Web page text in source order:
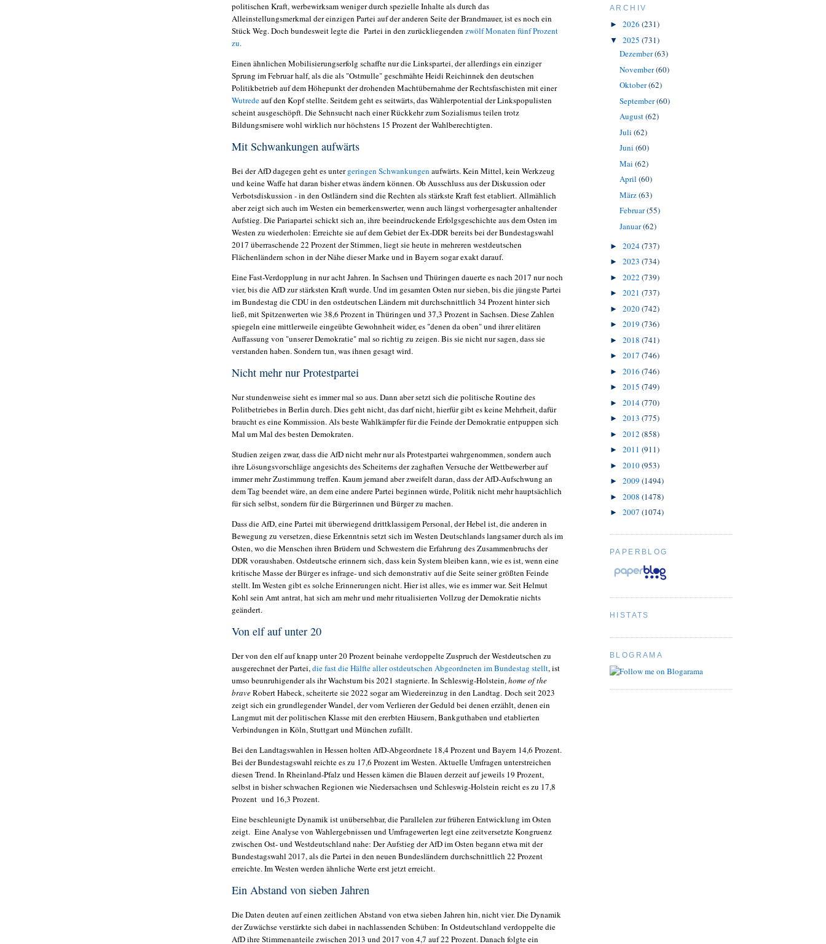
politischen Kraft, werbewirksam weniger durch spezielle Inhalte als durch das
Alleinstellungsmerkmal der einzigen Partei auf der anderen Seite der Brandmauer, ist es noch ein
Stück Weg. Doch bundesweit legte die Partei in den zurückliegenden zwölf Monaten fünf Prozent
zu.
Einen ähnlichen Mobilisierungserfolg schaffte nur die Linkspartei, der allerdings ein einziger
Sprung im Februar half, als die als "Ostmulle" geschmähte Heidi Reichinnek den deutschen
Politikbetrieb auf dem Höhepunkt der drohenden Machtübernahme der Rechtsfaschisten mit einer
Wutredeauf den Kopf stellte. Seitdem geht es seitwärts, das Wählerpotential der Linkspopulisten
scheint ausgeschöpft. Die Sehnsucht nach einer Rückkehr zum Sozialismus teilen trotz
Bildungsmisere wohl wirklich nur höchstens 15 Prozent der Wahlberechtigten.
Mit Schwankungen aufwärts
Bei der AfD dagegen geht es untergeringen Schwankungen aufwärts. Kein Mittel, kein Werkzeug
und keine Waffe hat daran bisher etwas ändern können. Ob Ausschluss aus der Diskussion oder
Verbotsdiskussion - in den Ostländern sind die Rechten als stärkste Kraft fest etabliert. Allmählich
aber zeigt sich auch im Westen ein bemerkenswerter, wenn auch längst vorhergesagter anhaltender
Aufstieg. Die Pariapartei schickt sich an, ihre beeindruckende Erfolgsgeschichte aus dem Osten im
Westen zu wiederholen: Erreichte sie auf dem Gebiet der Ex-DDR bereits bei der Bundestagswahl
2017 überraschende 22 Prozent der Stimmen, liegt sie heute in mehreren westdeutschen
Flächenländern schon in der Nähe dieser Marke und in Bayern sogar exakt darauf.
Eine Fast-Verdopplung in nur acht Jahren. In Sachsen und Thüringen dauerte es nach 2017 nur noch
vier, bis die AfD zur stärksten Kraft wurde. Und im gesamten Osten nur sieben, bis die jüngste Partei
im Bundestag die CDU in den ostdeutschen Ländern mit durchschnittlich 34 Prozent hinter sich
ließ, mit Spitzenwerten wie 38,6 Prozent in Thüringen und 37,3 Prozent in Sachsen. Diese Zahlen
spiegeln eine mittlerweile eingeübte Gewohnheit wider, es "denen da oben" und ihrer elitären
Auffassung von "unserer Demokratie" mal so richtig zu zeigen. Bis sie nicht nur sagen, dass sie
verstanden haben. Sondern tun, was ihnen gesagt wird.
Nicht mehr nur Protestpartei
Nur stundenweise sieht es immer mal so aus. Dann aber setzt sich die politische Routine des
Politbetriebes in Berlin durch. Dies geht nicht, das darf nicht, hierfür gibt es keine Mehrheit, dafür
braucht es eine Kommission. Als beste Wahlkämpfer für die Feinde der Demokratie entpuppen sich
Mal um Mal des besten Demokraten.
Studien zeigen zwar, dass die AfD nicht mehr nur als Protestpartei wahrgenommen, sondern auch
ihre Lösungsvorschläge angesichts des Scheiterns der zaghaften Versuche der Wettbewerber auf
immer mehr Zustimmung treffen. Kaum jemand aber zweifelt daran, dass der AfD-Aufschwung an
dem Tag beendet wäre, an dem eine andere Partei beginnen würde, Politik nicht mehr hauptsächlich
für sich selbst, sondern für die Bürgerinnen und Bürger zu machen.
Dass die AfD, eine Partei mit überwiegend drittklassigem Personal, der Hebel ist, die anderen in
Bewegung zu versetzen, diese Erkenntnis setzt sich im Westen Deutschlands langsamer durch als im
Osten, wo die Menschen ihren Brüdern und Schwestern die Erfahrung des Zusammenbruchs der
DDR voraushaben. Ostdeutsche erinnern sich, dass kein System bleiben kann, wie es ist, wenn eine
kritische Masse der Bürger es infrage- und sich demonstrativ auf die Seite seiner größten Feinde
stellt. Im Westen gibt es solche Erinnerungen nicht. Hier ist alles, wie es immer war. Seit Helmut
Kohl sein Amt antrat, hat sich am mehr und mehr ritualisierten Vollzug der Demokratie nichts
geändert.
Von elf auf unter 20
Der von den elf auf knapp unter 20 Prozent beinahe verdoppelte Zuspruch der Westdeutschen zu
ausgerechnet der Partei,die fast die Hälfte aller ostdeutschen Abgeordneten im Bundestag stellt, ist
umso beunruhigender als ihr Wachstum bis 2021 stagnierte. In Schleswig-Holstein,home of the
braveRobert Habeck, scheiterte sie 2022 sogar am Wiedereinzug in den Landtag. Doch seit 2023
zeigt sich ein grundlegender Wandel, der vom Verlieren der Geduld bei denen erzählt, denen ein
Langmut mit der politischen Klasse mit den ererbten Häusern, Bankguthaben und etablierten
Verbindungen in Köln, Stuttgart und München zufällt.
Bei den Landtagswahlen in Hessen holten AfD-Abgeordnete 18,4 Prozent und Bayern 14,6 Prozent.
Bei der Bundestagswahl reichte es zu 17,6 Prozent im Westen. Aktuelle Umfragen unterstreichen
diesen Trend. In Rheinland-Pfalz und Hessen kämen die Blauen derzeit auf jeweils 19 Prozent,
selbst in bisher schwachen Regionen wie Niedersachsen und Schleswig-Holstein reicht es zu 17,8
Prozent und 16,3 Prozent.
Eine beschleunigte Dynamik ist unübersehbar, die Parallelen zur früheren Entwicklung im Osten
zeigt. Eine Analyse von Wahlergebnissen und Umfragewerten legt eine zeitversetzte Kongruenz
zwischen Ost- und Westdeutschland nahe: Der Aufstieg der AfD im Osten begann etwa mit der
Bundestagswahl 2017, als die Partei in den neuen Bundesländern durchschnittlich 22 Prozent
erreichte. Im Westen werden ähnliche Werte erst jetzt erreicht.
Ein Abstand von sieben Jahren
Die Daten deuten auf einen zeitlichen Abstand von etwa sieben Jahren hin, nicht vier. Die Dynamik
der Zuwächse verstärkte sich dabei in nachlassenden Schüben: In Ostdeutschland verdoppelte die
AfD ihre Stimmenanteile zwischen 2013 und 2017 von 4,7 auf 22 Prozent. Danach folgte ein
ARCHIV
► 2026 (231)
▼ 2025 (731)
Dezember(63)
November(60)
Oktober(62)
September(60)
August(62)
Juli (62)
Juni (60)
Mai (62)
April (60)
März(63)
Februar(55)
Januar(62)
► 2024(737)
► 2023 (734)
► 2022 (739)
► 2021 (737)
► 2020(742)
► 2019 (736)
► 2018 (741)
► 2017 (746)
► 2016 (746)
► 2015 (749)
► 2014(770)
► 2013 (775)
► 2012 (858)
► 2011 (911)
► 2010(953)
► 2009 (1494)
► 2008 (1478)
► 2007 (1074)
PAPERBLOG
HISTATS
BLOGRAMA